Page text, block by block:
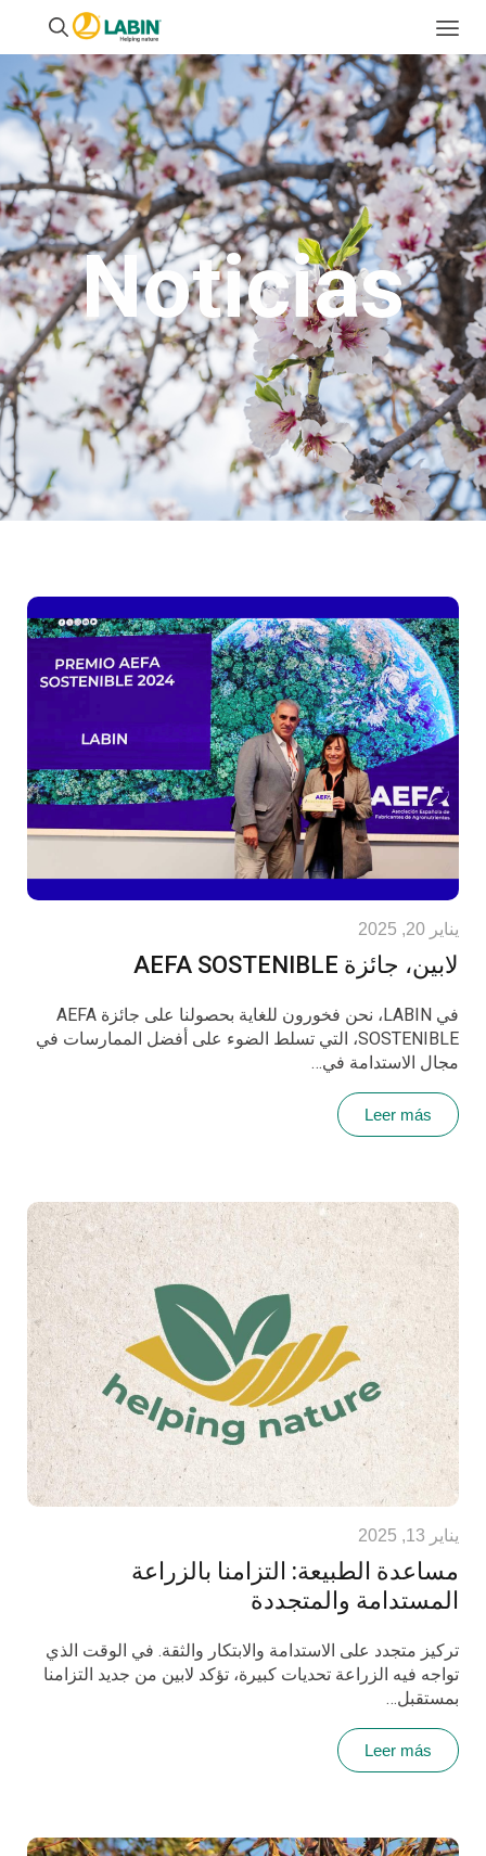
Noticias
يناير 20, 2025
لابين، جائزة AEFA SOSTENIBLE
في LABIN، نحن فخورون للغاية بحصولنا على جائزة AEFA
SOSTENIBLE، التي تسلط الضوء على أفضل الممارسات في
مجال الاستدامة في…
Leer más
يناير 13, 2025
مساعدة الطبيعة: التزامنا بالزراعة
المستدامة والمتجددة
تركيز متجدد على الاستدامة والابتكار والثقة. في الوقت الذي
تواجه فيه الزراعة تحديات كبيرة، تؤكد لابين من جديد التزامنا
بمستقبل…
Leer más